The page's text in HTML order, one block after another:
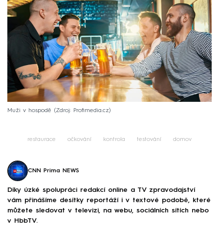
Muži v hospodě Zdroj: Profimedia.cz
restaurace očkování kontrola testování domov
CNN Prima NEWS
Díky úzké spolupráci redakcí online a TV zpravodajství
vám přinášíme desítky reportáží i v textové podobě, které
můžete sledovat v televizi, na webu, sociálních sítích nebo
v HbbTV.